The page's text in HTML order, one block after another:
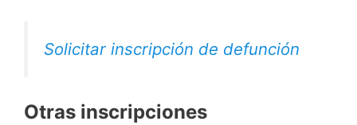
Solicitar inscripción de defunción
Otras inscripciones